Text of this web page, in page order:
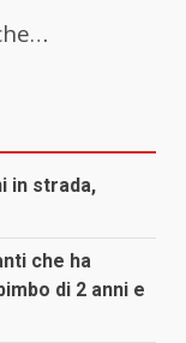
in strada,
che ha
di 2 anni e